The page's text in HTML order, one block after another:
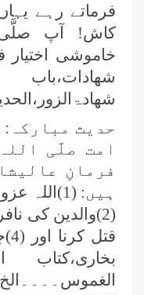
فرماتے رہے
کاش! آپ صلَّی
خاموشی اختیار
حدیث
امت صلَّی
فرمانِ
ہیں:
بخاری،کتاب